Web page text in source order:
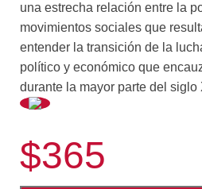
una estrecha relación entre la
movimientos sociales que
entender la transición de la
político y económico que
durante la mayor parte del siglo
Su autor, Leonardo Lomelí
$365